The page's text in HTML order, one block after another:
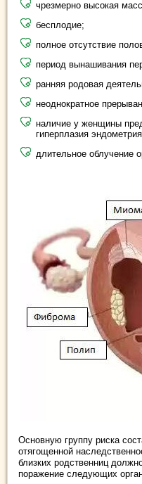
чрезмерно высокая
бесплодие;
полное отсутствие
период вынашивания
ранняя родовая
неоднократное
наличие у женщины
гиперплазия
длительное облучение
Основную группу риска
отягощенной
близких родственниц
поражение следующих